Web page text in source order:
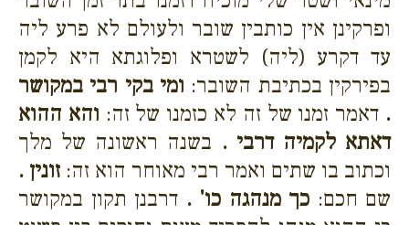
ופרקינן אין כותבין שובר ולעולם לא פרע ליה
עד דקרע (ליה) לשטרא ופלוגתא היא לקמן
בפירקין בכתיבת השובר: ומי בקי רבי במקושר
. דאמר זמנו של זה לא כזמנו של זה: והא ההוא
דאתא לקמיה דרבי . בשנה ראשונה של מלך
וכתוב בו שתים ואמר רבי מאוחר הוא זה: זונין .
שם חכם: כך מנהגה כו' . דרבנן תקון במקושר